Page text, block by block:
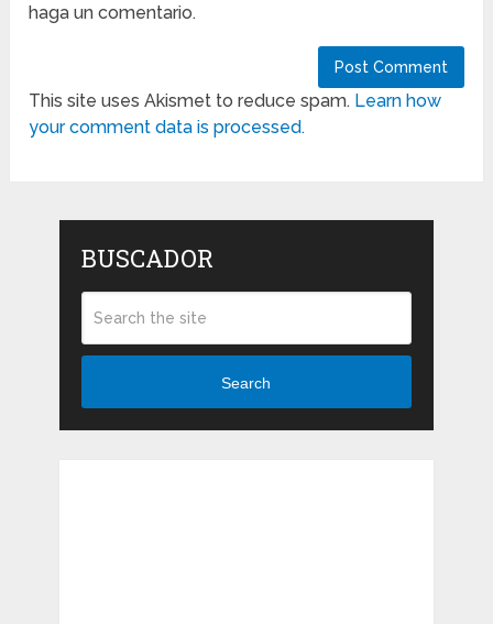
haga un comentario.
This site uses Akismet to reduce spam. Learn how
your comment data is processed.
BUSCADOR
Search